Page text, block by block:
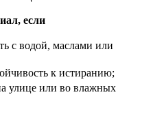
если
с водой, маслами или
к истиранию;
улице или во влажных